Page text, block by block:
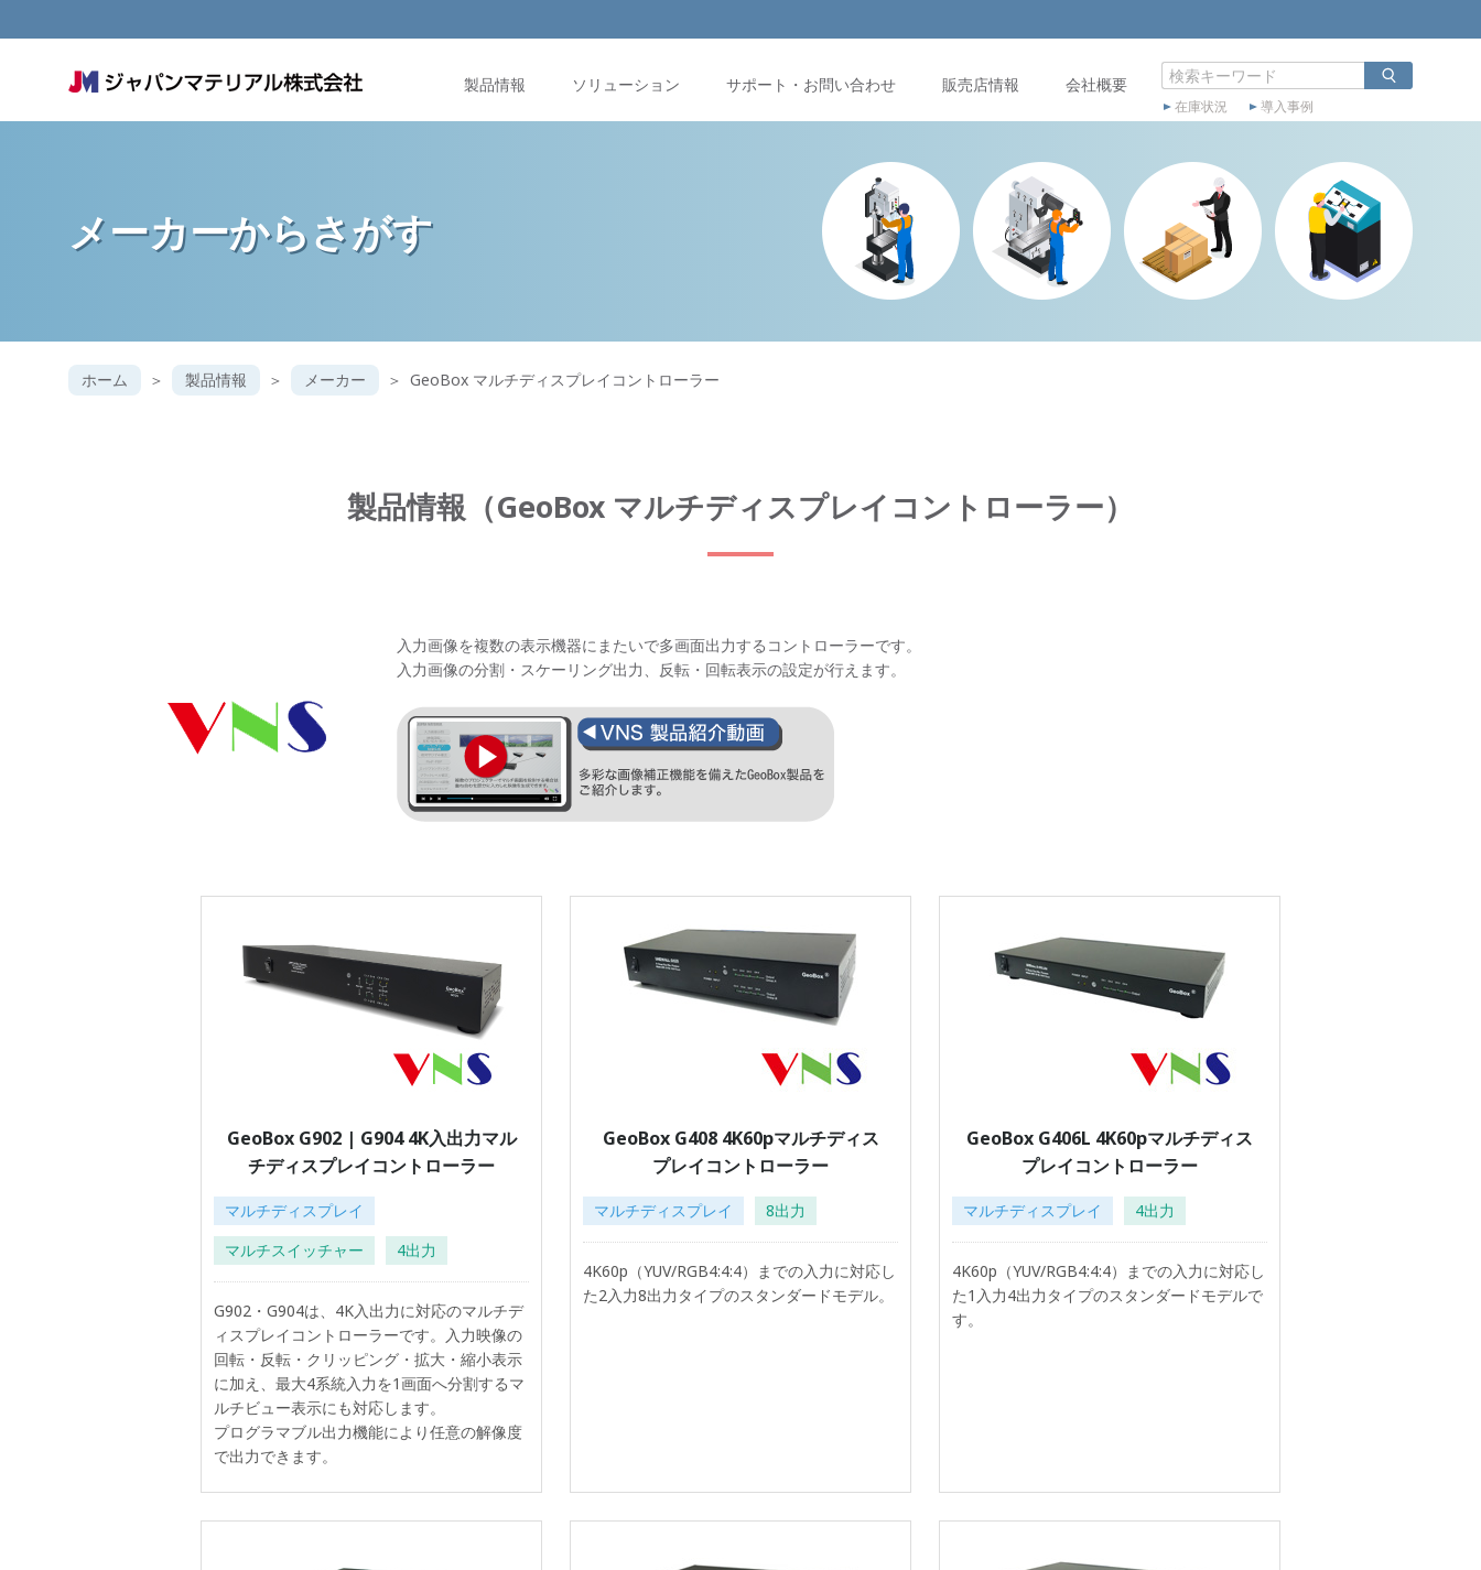
製品情報 ソリューション サポート・お問い合わせ 販売店情報 会社概要
在庫状況 導入事例
メーカーからさがす
ホーム 製品情報 メーカー GeoBox マルチディスプレイコントローラー
製品情報（GeoBox マルチディスプレイコントローラー）
入力画像を複数の表示機器にまたいで多画面出力するコントローラーです。
入力画像の分割・スケーリング出力、反転・回転表示の設定が行えます。
GeoBox G902 | G904 4K入出力マル
チディスプレイコントローラー
マルチディスプレイ
マルチスイッチャー
4出力
G902・G904は、4K入出力に対応のマルチデ
ィスプレイコントローラーです。入力映像の
回転・反転・クリッピング・拡大・縮小表示
に加え、最大4系統入力を1画面へ分割するマ
ルチビュー表示にも対応します。
プログラマブル出力機能により任意の解像度
で出力できます。
GeoBox G408 4K60pマルチディス
プレイコントローラー
マルチディスプレイ 8出力
4K60p（YUV/RGB4:4:4）までの入力に対応し
た2入力8出力タイプのスタンダードモデル。
GeoBox G406L 4K60pマルチディス
プレイコントローラー
マルチディスプレイ 4出力
4K60p（YUV/RGB4:4:4）までの入力に対応し
た1入力4出力タイプのスタンダードモデルで
す。